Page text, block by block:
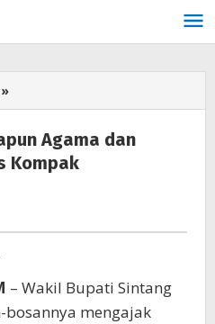
»
Sintang:
Agama
dan
Agama dan
Kompak
– Wakil Bupati Sintang
mengajak